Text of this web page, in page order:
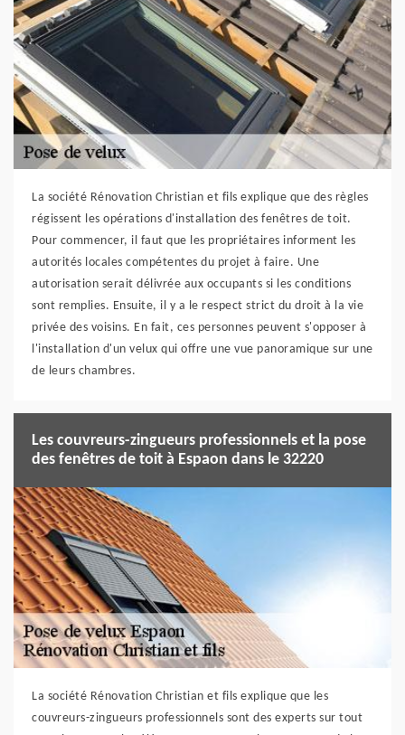
La société Rénovation Christian et fils explique que des règles
régissent les opérations d'installation des fenêtres de toit.
Pour commencer, il faut que les propriétaires informent les
autorités locales compétentes du projet à faire. Une
autorisation serait délivrée aux occupants si les conditions
sont remplies. Ensuite, il y a le respect strict du droit à la vie
privée des voisins. En fait, ces personnes peuvent s'opposer à
l'installation d'un velux qui offre une vue panoramique sur une
de leurs chambres.
Les couvreurs-zingueurs professionnels et la pose
des fenêtres de toit à Espaon dans le 32220
La société Rénovation Christian et fils explique que les
couvreurs-zingueurs professionnels sont des experts sur tout